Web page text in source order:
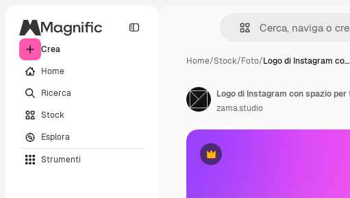
Crea
Home
Ricerca
Stock
Esplora
Strumenti
Home/Stock/Foto/Logo di Instagram co…
Premium
zama.studio